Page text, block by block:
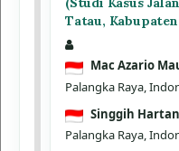
Tatau,
Mac Azario
Palangka Raya,
Singgih
Palangka Raya,